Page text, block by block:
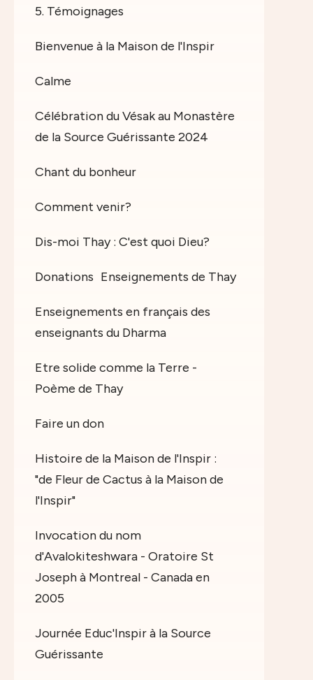
5. Témoignages
Bienvenue à la Maison de l'Inspir
Calme
Célébration du Vésak au Monastère
de la Source Guérissante 2024
Chant du bonheur
Comment venir?
Dis-moi Thay : C'est quoi Dieu?
Donations Enseignements de Thay
Enseignements en français des
enseignants du Dharma
Etre solide comme la Terre -
Poème de Thay
Faire un don
Histoire de la Maison de l'Inspir :
"de Fleur de Cactus à la Maison de
l'Inspir"
Invocation du nom
d'Avalokiteshwara - Oratoire St
Joseph à Montreal - Canada en
2005
Journée Educ'Inspir à la Source
Guérissante